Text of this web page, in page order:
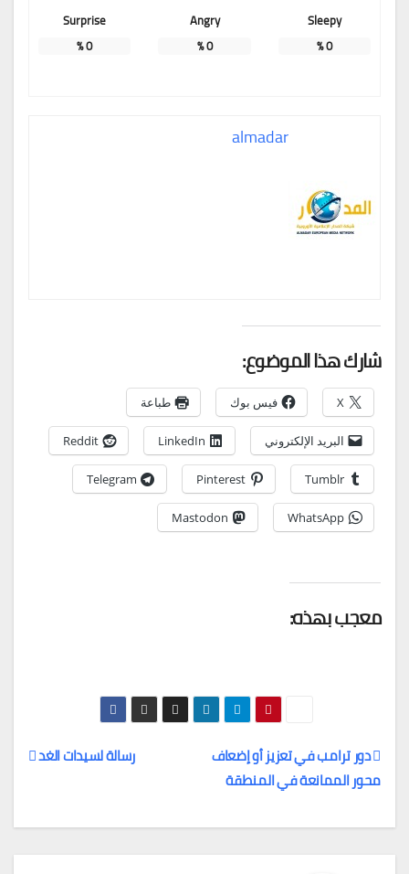
Sleepy
0
%
Angry
0
%
Surprise
0
%
almadar
شارك هذا الموضوع:
X فيس بوك طباعة
البريد الإلكتروني LinkedIn
Reddit
Tumblr
Pinterest
Telegram
WhatsApp
Mastodon
معجب بهذه:
تصفّح
المقالات
رسالة لسيدات الغد
دور ترامب في تعزيز أو إضعاف
محور الممانعة في المنطقة